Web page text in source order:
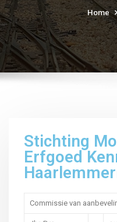
Home
Stichting
Erfgoed
Commissie van